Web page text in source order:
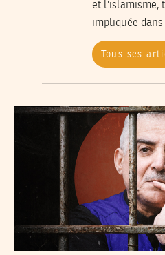
et l'islamisme,
impliquée
Tous ses